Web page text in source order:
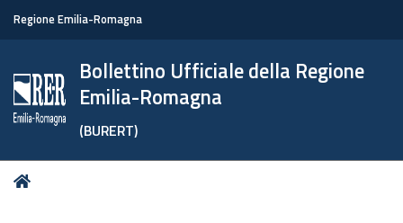
Regione Emilia-Romagna
Bollettino Ufficiale della Regione
Emilia-Romagna
(BURERT)
Tu